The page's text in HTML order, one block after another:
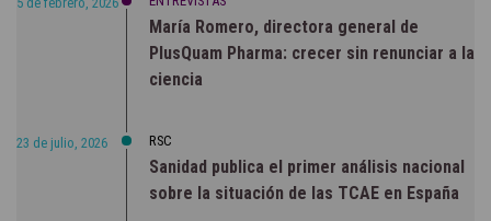
María Romero, directora general de
PlusQuam Pharma: crecer sin renunciar a la
ciencia
23 de julio, 2026 RSC
Sanidad publica el primer análisis nacional
sobre la situación de las TCAE en España